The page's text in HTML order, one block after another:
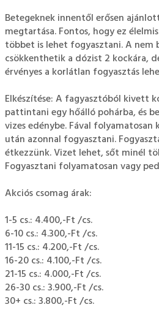
Betegeknek innentől erősen
megtartása. Fontos, hogy ez
többet is lehet fogyasztani. A nem
csökkenthetik a dózist 2 kockára,
érvényes a korlátlan fogyasztás
Elkészítése: A fagyasztóból kivett
pattintani egy hőálló pohárba, és
vizes edénybe. Fával folyamatosan
után azonnal fogyasztani.
étkezzünk. Vizet lehet, sőt minél
Fogyasztani folyamatosan vagy
Akciós csomag árak:
1-5 cs.: 4.400,-Ft /cs.
6-10 cs.: 4.300,-Ft /cs.
11-15 cs.: 4.200,-Ft /cs.
16-20 cs.: 4.100,-Ft /cs.
21-15 cs.: 4.000,-Ft /cs.
26-30 cs.: 3.900,-Ft /cs.
30+ cs.: 3.800,-Ft /cs.